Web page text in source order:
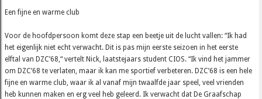
Een fijne en warme club
Voor de hoofdpersoon komt deze stap een beetje uit de lucht vallen: “Ik had
het eigenlijk niet echt verwacht. Dit is pas mijn eerste seizoen in het eerste
elftal van DZC’68,“ vertelt Nick, laatstejaars student CIOS. “Ik vind het jammer
om DZC’68 te verlaten, maar ik kan me sportief verbeteren. DZC’68 is een hele
fijne en warme club, waar ik al vanaf mijn twaalfde jaar speel, veel vrienden
heb kunnen maken en erg veel heb geleerd. Ik verwacht dat De Graafschap